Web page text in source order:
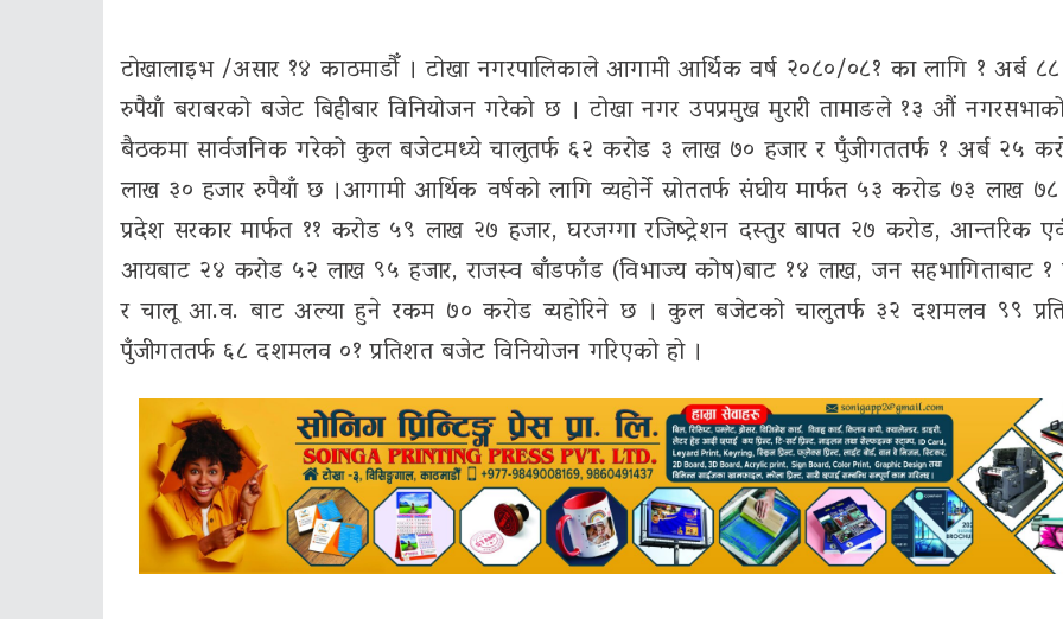
टाेखालाइभ /असार १४ काठमाडौँ । टोखा नगरपालिकाले आगामी आर्थिक वर्ष २०८०/०८१ का लागि १ अर्ब
रुपैयाँ बराबरको बजेट बिहीबार विनियोजन गरेको छ । टोखा नगर उपप्रमुख मुरारी तामाङले १३ औं नगरसभाको
बैठकमा सार्वजनिक गरेको कुल बजेटमध्ये चालुतर्फ ६२ करोड ३ लाख ७० हजार र पुँजीगततर्फ १ अर्ब २५
लाख ३० हजार रुपैयाँ छ ।आगामी आर्थिक वर्षको लागि व्यहोर्ने स्रोततर्फ संघीय मार्फत ५३ करोड ७३ लाख
प्रदेश सरकार मार्फत ११ करोड ५९ लाख २७ हजार, घरजग्गा रजिष्ट्रेशन दस्तुर बापत २७ करोड, आन्तरिक
आयबाट २४ करोड ५२ लाख ९५ हजार, राजस्व बाँडफाँड (विभाज्य कोष)बाट १४ लाख, जन सहभागिताबाट
र चालू आ.व. बाट अल्या हुने रकम ७० करोड व्यहोरिने छ । कुल बजेटको चालुतर्फ ३२ दशमलव ९९
पुँजीगततर्फ ६८ दशमलव ०१ प्रतिशत बजेट विनियोजन गरिएको हो ।